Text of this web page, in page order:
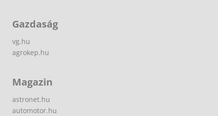
Gazdaság
vg.hu
agrokep.hu
Magazin
astronet.hu
automotor.hu